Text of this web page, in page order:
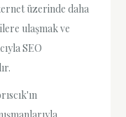
üzerinde daha
ulaşmak ve
SEO